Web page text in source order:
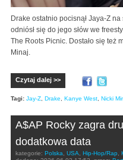
Drake ostatnio pocisnął Jaya-Z
odniósł się do jego słów we
The Roots Picnic. Dostało się też
Minaj.
Czytaj dalej >>
Tagi: Jay-Z Drake Kanye West Nicki
A$AP Rocky zagra
dodatkowa data
kategorie: Polska USA Hip-Hop/Rap